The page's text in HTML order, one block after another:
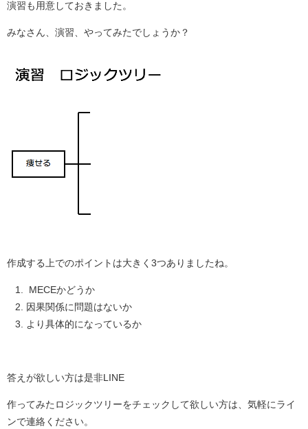
演習も用意しておきました。
みなさん、演習、やってみたでしょうか？
作成する上でのポイントは大きく3つありましたね。
MECEかどうか
因果関係に問題はないか
より具体的になっているか
答えが欲しい方は是非LINE
作ってみたロジックツリーをチェックして欲しい方は、気軽にライ
ンで連絡ください。